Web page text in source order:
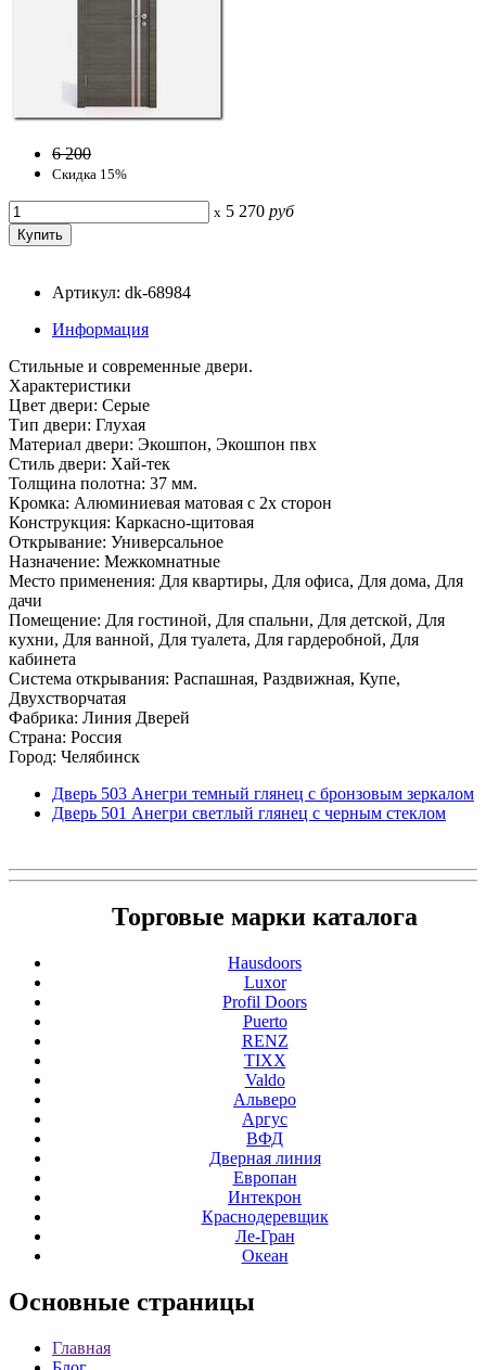
6 200
Скидка 15%
x 5 270 руб
Артикул: dk-68984
Информация
Стильные и современные двери.
Характеристики
Цвет двери: Серые
Тип двери: Глухая
Материал двери: Экошпон, Экошпон пвх
Стиль двери: Хай-тек
Толщина полотна: 37 мм.
Кромка: Алюминиевая матовая с 2х сторон
Конструкция: Каркасно-щитовая
Открывание: Универсальное
Назначение: Межкомнатные
Место применения: Для квартиры, Для офиса, Для дома, Для
дачи
Помещение: Для гостиной, Для спальни, Для детской, Для
кухни, Для ванной, Для туалета, Для гардеробной, Для
кабинета
Система открывания: Распашная, Раздвижная, Купе,
Двухстворчатая
Фабрика: Линия Дверей
Страна: Россия
Город: Челябинск
Дверь 503 Анегри темный глянец с бронзовым зеркалом
Дверь 501 Анегри светлый глянец с черным стеклом
Торговые марки каталога
Hausdoors
Luxor
Profil Doors
Puerto
RENZ
TIXX
Valdo
Альверо
Аргус
ВФД
Дверная линия
Европан
Интекрон
Краснодеревщик
Ле-Гран
Океан
Основные страницы
Главная